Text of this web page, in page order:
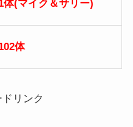
(マイク＆サリー)
体
リンク